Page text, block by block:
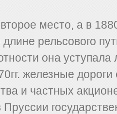
место, а в
рельсового
она
железные дороги
и частных
Пруссии